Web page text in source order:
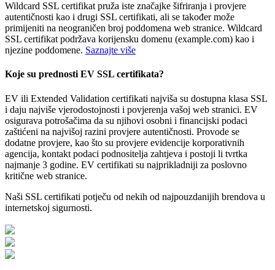
Wildcard SSL certifikat pruža iste značajke šifriranja i provjere
autentičnosti kao i drugi SSL certifikati, ali se također može
primijeniti na neograničen broj poddomena web stranice. Wildcard
SSL certifikat podržava korijensku domenu (example.com) kao i
njezine poddomene. Saznajte više
Koje su prednosti EV SSL certifikata?
EV ili Extended Validation certifikati najviša su dostupna klasa SSL
i daju najviše vjerodostojnosti i povjerenja vašoj web stranici. EV
osigurava potrošačima da su njihovi osobni i financijski podaci
zaštićeni na najvišoj razini provjere autentičnosti. Provode se
dodatne provjere, kao što su provjere evidencije korporativnih
agencija, kontakt podaci podnositelja zahtjeva i postoji li tvrtka
najmanje 3 godine. EV certifikati su najprikladniji za poslovno
kritične web stranice.
Naši SSL certifikati potječu od nekih od najpouzdanijih brendova u
internetskoj sigurnosti.